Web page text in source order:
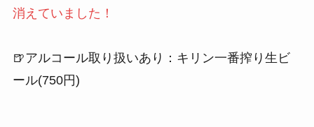
消えていました！
🍺アルコール取り扱いあり：キリン一番搾り生ビ
ール(750円)